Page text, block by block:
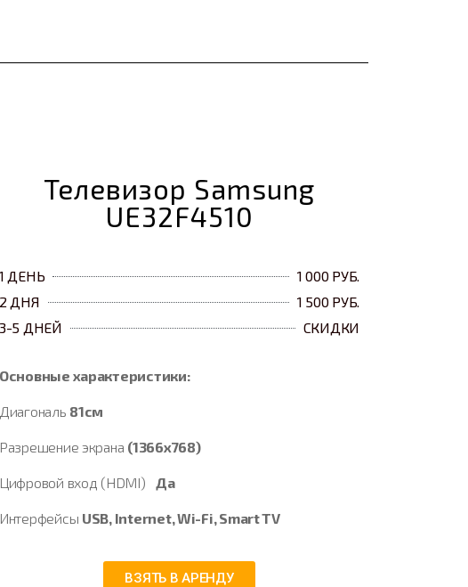
Телевизор Samsung
UE32F4510
1 ДЕНЬ
1 000 РУБ.
2 ДНЯ
1 500 РУБ.
3-5 ДНЕЙ
СКИДКИ
Основные характеристики:
Диагональ 81см
Разрешение экрана (1366х768)
Цифровой вход (HDMI) Да
Интерфейсы USB, Internet, Wi-Fi, Smart TV
ВЗЯТЬ В АРЕНДУ